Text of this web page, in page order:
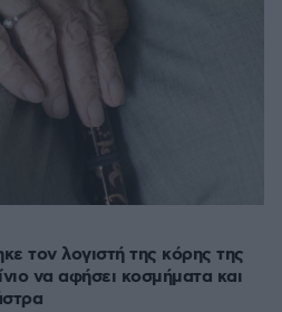
τον λογιστή της κόρης της
να αφήσει κοσμήματα και